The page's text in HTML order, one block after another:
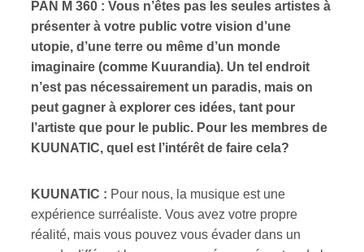
PAN M 360 : Vous n’êtes pas les seules artistes à
présenter à votre public votre vision d’une
utopie, d’une terre ou même d’un monde
imaginaire (comme Kuurandia). Un tel endroit
n’est pas nécessairement un paradis, mais on
peut gagner à explorer ces idées, tant pour
l’artiste que pour le public. Pour les membres de
KUUNATIC, quel est l’intérêt de faire cela?
KUUNATIC : Pour nous, la musique est une
expérience surréaliste. Vous avez votre propre
réalité, mais vous pouvez vous évader dans un